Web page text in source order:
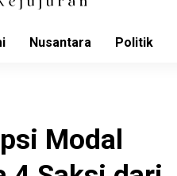
Nusantara Politik
Modal